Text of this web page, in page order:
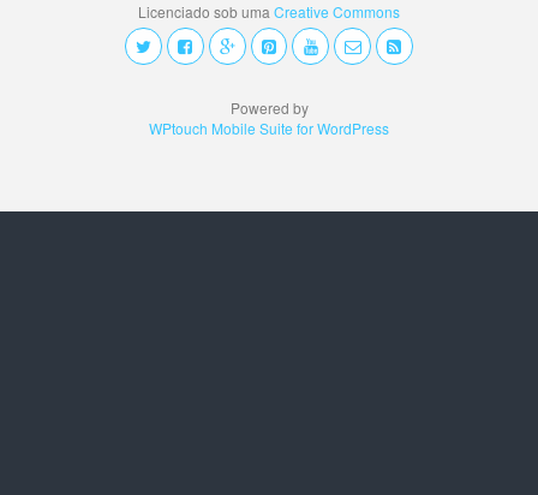
Licenciado sob uma Creative Commons
Powered by
WPtouch Mobile Suite for WordPress